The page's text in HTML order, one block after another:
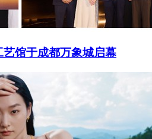
馆于成都万象城启幕